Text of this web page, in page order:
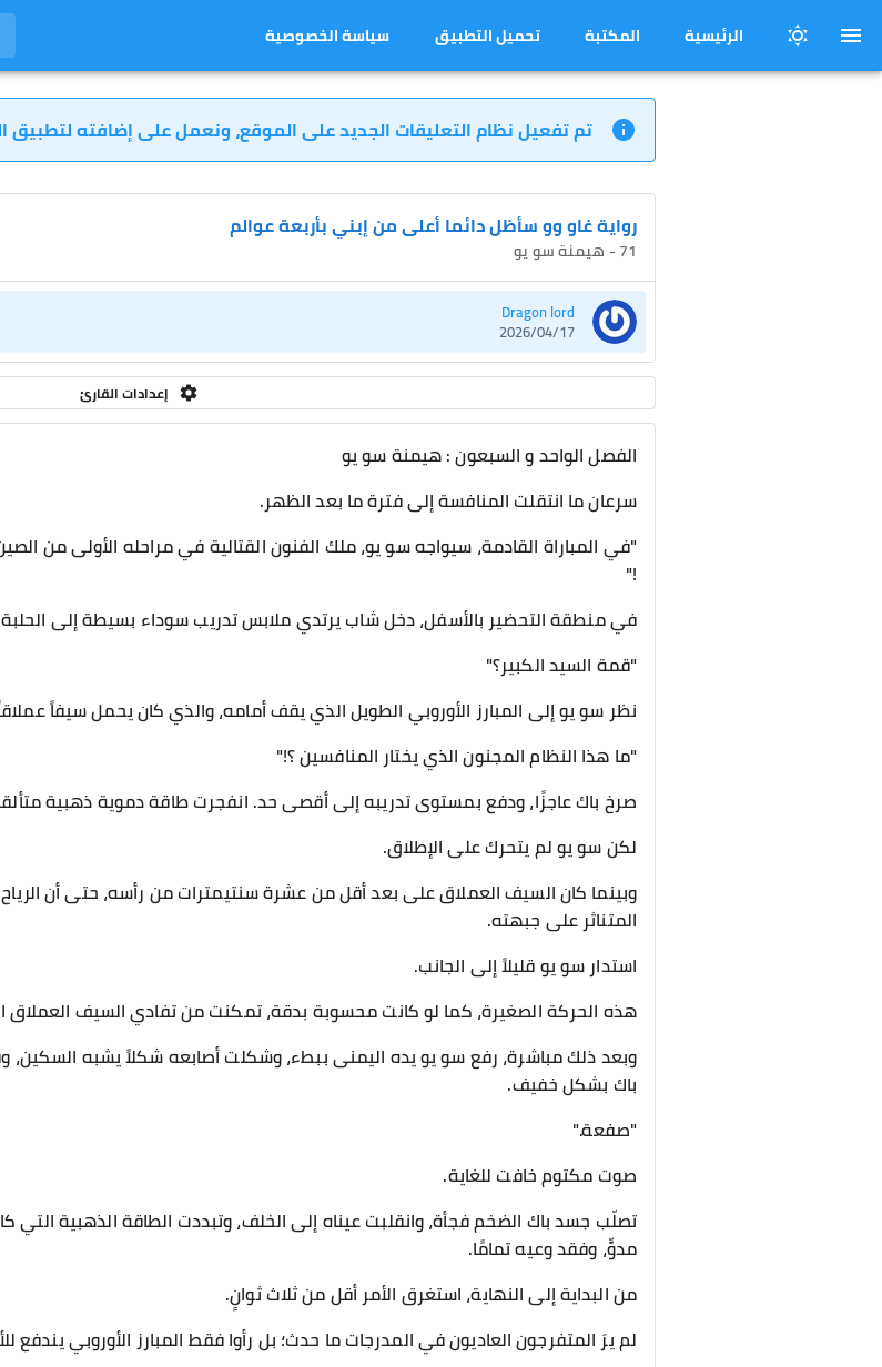
الرئيسية المكتبة تحميل التطبيق سياسة الخصوصية
تم تفعيل نظام التعليقات الجديد على الموقع، ونعمل على إضافته لتطبيق
رواية غاو وو سأظل دائما أعلى من إبني بأربعة عوالم
71 - هيمنة سو يو
Dragon lord
2026/04/17
إعدادات القارئ
الفصل الواحد و السبعون : هيمنة سو يو
سرعان ما انتقلت المنافسة إلى فترة ما بعد الظهر.
"في المباراة القادمة، سيواجه سو يو، ملك الفنون القتالية في مراحله الأولى من
!"
في منطقة التحضير بالأسفل، دخل شاب يرتدي ملابس تدريب سوداء بسيطة إلى
"قمة السيد الكبير؟"
نظر سو يو إلى المبارز الأوروبي الطويل الذي يقف أمامه، والذي كان يحمل سيفاً
"ما هذا النظام المجنون الذي يختار المنافسين ؟!"
صرخ باك عاجزًا، ودفع بمستوى تدريبه إلى أقصى حد. انفجرت طاقة دموية ذهبية
لكن سو يو لم يتحرك على الإطلاق.
وبينما كان السيف العملاق على بعد أقل من عشرة سنتيمترات من رأسه، حتى أن
المتناثر على جبهته.
استدار سو يو قليلاً إلى الجانب.
هذه الحركة الصغيرة، كما لو كانت محسوبة بدقة، تمكنت من تفادي السيف
وبعد ذلك مباشرة، رفع سو يو يده اليمنى ببطء، وشكلت أصابعه شكلاً يشبه السكين،
باك بشكل خفيف.
"صفعة."
صوت مكتوم خافت للغاية.
تصلّب جسد باك الضخم فجأة، وانقلبت عيناه إلى الخلف، وتبددت الطاقة الذهبية
مدوٍّ، وفقد وعيه تمامًا.
من البداية إلى النهاية، استغرق الأمر أقل من ثلاث ثوانٍ.
لم يرَ المتفرجون العاديون في المدرجات ما حدث؛ بل رأوا فقط المبارز الأوروبي